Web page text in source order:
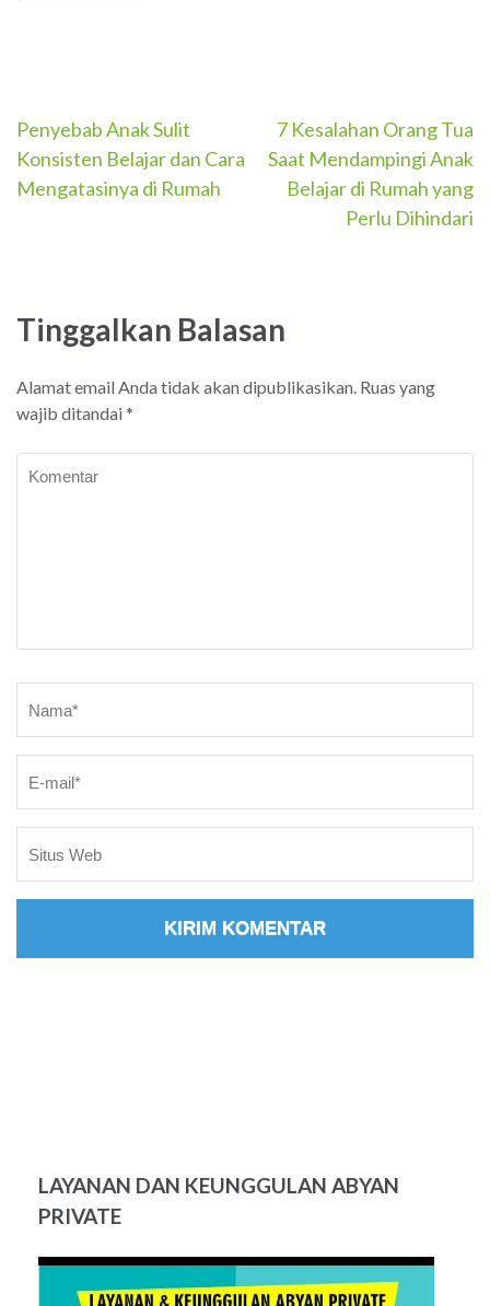
Navigasi
pos
Penyebab Anak Sulit
Konsisten Belajar dan Cara
Mengatasinya di Rumah
7 Kesalahan Orang Tua
Saat Mendampingi Anak
Belajar di Rumah yang
Perlu Dihindari
Tinggalkan Balasan
Alamat email Anda tidak akan dipublikasikan. Ruas yang
wajib ditandai *
LAYANAN DAN KEUNGGULAN ABYAN
PRIVATE